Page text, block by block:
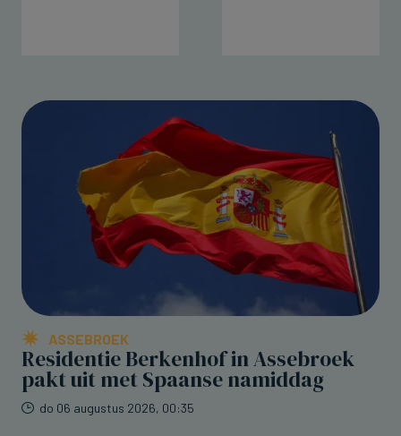
ASSEBROEK
Residentie Berkenhof in Assebroek
pakt uit met Spaanse namiddag
do 06 augustus 2026, 00:35